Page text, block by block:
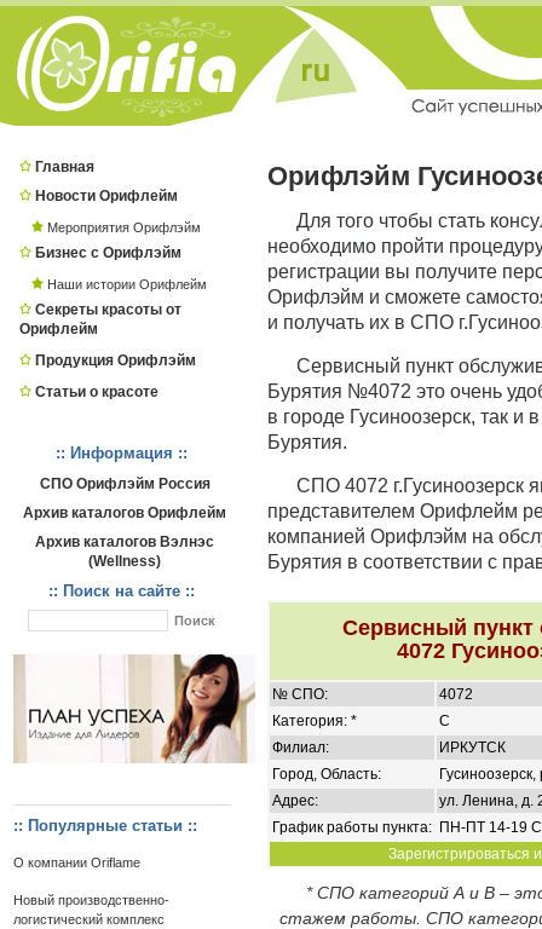
Главная
Новости Орифлейм
Мероприятия Орифлэйм
Бизнес с Орифлэйм
Наши истории Орифлейм
Секреты красоты от
Орифлейм
Продукция Орифлэйм
Статьи о красоте
:: Информация ::
СПО Орифлэйм Россия
Архив каталогов Орифлейм
Архив каталогов Вэлнэс
(Wellness)
:: Поиск на сайте ::
:: Популярные статьи ::
О компании Oriflame
Новый производственно-
логистический комплекс
Орифлэйм
Для того чтобы стать
необходимо пройти
регистрации вы получите
Орифлэйм и сможете
и получать их в СПО
Сервисный пункт
Бурятия №4072 это очень
в городе Гусиноозерск, так и
Бурятия.
СПО 4072 г.Гусиноозерск
представителем Орифлейм
компанией Орифлэйм на
Бурятия в соответствии с
Сервисный
4072
№ СПО:
4072
Категория: *
C
Филиал:
ИРКУТСК
Город, Область:
Адрес:
ул. Ленина, д.
График работы пункта: ПН-ПТ 14-19
Зарегистрироваться
* СПО категорий А и В –
стажем работы. СПО